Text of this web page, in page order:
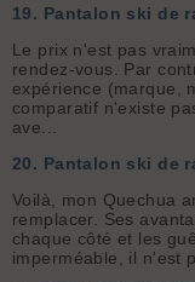
19. Pantalon ski de
Le prix n'est pas
rendez-vous. Par
expérience (marque,
comparatif n'existe
ave...
20. Pantalon ski de
Voilà, mon Quechua
remplacer. Ses
chaque côté et les
imperméable, il n'est